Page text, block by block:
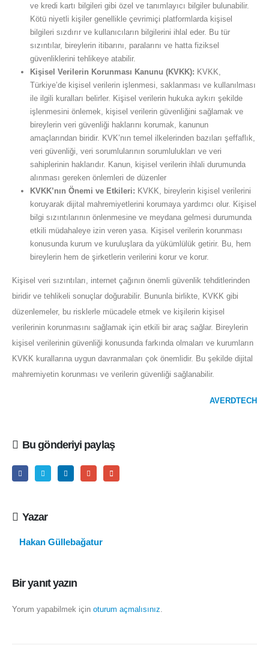
ve kredi kartı bilgileri gibi özel ve tanımlayıcı bilgiler bulunabilir.
Kötü niyetli kişiler genellikle çevrimiçi platformlarda kişisel
bilgileri sızdırır ve kullanıcıların bilgilerini ihlal eder. Bu tür
sızıntılar, bireylerin itibarını, paralarını ve hatta fiziksel
güvenliklerini tehlikeye atabilir.
Kişisel Verilerin Korunması Kanunu (KVKK): KVKK,
Türkiye’de kişisel verilerin işlenmesi, saklanması ve kullanılması
ile ilgili kuralları belirler. Kişisel verilerin hukuka aykırı şekilde
işlenmesini önlemek, kişisel verilerin güvenliğini sağlamak ve
bireylerin veri güvenliği haklarını korumak, kanunun
amaçlarından biridir. KVK’nın temel ilkelerinden bazıları şeffaflık,
veri güvenliği, veri sorumlularının sorumlulukları ve veri
sahiplerinin haklarıdır. Kanun, kişisel verilerin ihlali durumunda
alınması gereken önlemleri de düzenler
KVKK’nın Önemi ve Etkileri: KVKK, bireylerin kişisel verilerini
koruyarak dijital mahremiyetlerini korumaya yardımcı olur. Kişisel
bilgi sızıntılarının önlenmesine ve meydana gelmesi durumunda
etkili müdahaleye izin veren yasa. Kişisel verilerin korunması
konusunda kurum ve kuruluşlara da yükümlülük getirir. Bu, hem
bireylerin hem de şirketlerin verilerini korur ve korur.
Kişisel veri sızıntıları, internet çağının önemli güvenlik tehditlerinden
biridir ve tehlikeli sonuçlar doğurabilir. Bununla birlikte, KVKK gibi
düzenlemeler, bu risklerle mücadele etmek ve kişilerin kişisel
verilerinin korunmasını sağlamak için etkili bir araç sağlar. Bireylerin
kişisel verilerinin güvenliği konusunda farkında olmaları ve kurumların
KVKK kurallarına uygun davranmaları çok önemlidir. Bu şekilde dijital
mahremiyetin korunması ve verilerin güvenliği sağlanabilir.
AVERDTECH
Bu gönderiyi paylaş
Yazar
Hakan Güllebağatur
Bir yanıt yazın
Yorum yapabilmek için oturum açmalısınız